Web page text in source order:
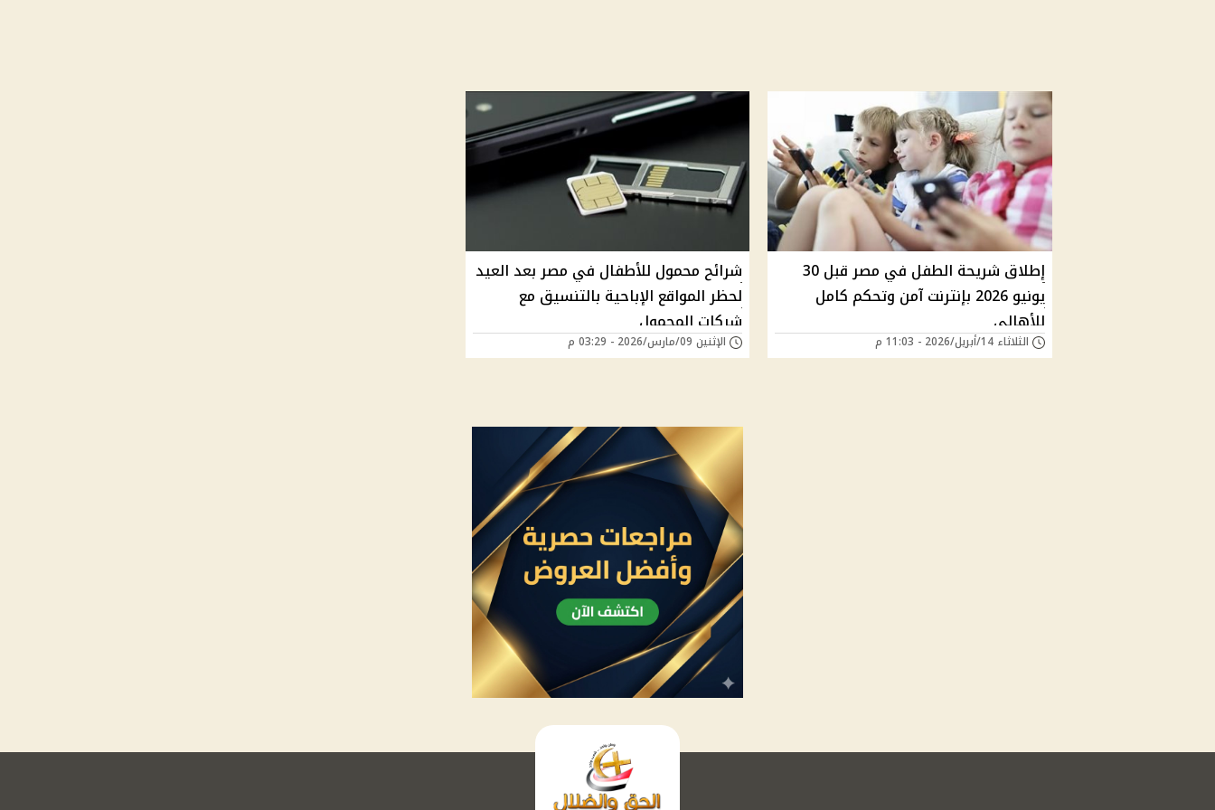
إطلاق شريحة الطفل في مصر قبل 30
يونيو 2026 بإنترنت آمن وتحكم كامل
للأهالي
الثلاثاء 14/أبريل/2026 - 11:03 م
شرائح محمول للأطفال في مصر بعد العيد
لحظر المواقع الإباحية بالتنسيق مع
شركات المحمول
الإثنين 09/مارس/2026 - 03:29 م